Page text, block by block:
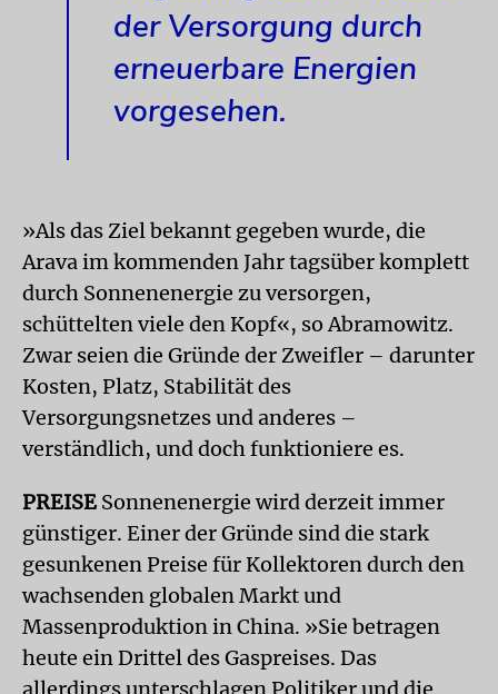
der Versorgung durch
erneuerbare Energien
vorgesehen.
»Als das Ziel bekannt gegeben wurde, die
Arava im kommenden Jahr tagsüber komplett
durch Sonnenenergie zu versorgen,
schüttelten viele den Kopf«, so Abramowitz.
Zwar seien die Gründe der Zweifler – darunter
Kosten, Platz, Stabilität des
Versorgungsnetzes und anderes –
verständlich, und doch funktioniere es.
PREISE Sonnenenergie wird derzeit immer
günstiger. Einer der Gründe sind die stark
gesunkenen Preise für Kollektoren durch den
wachsenden globalen Markt und
Massenproduktion in China. »Sie betragen
heute ein Drittel des Gaspreises. Das
allerdings unterschlagen Politiker und die